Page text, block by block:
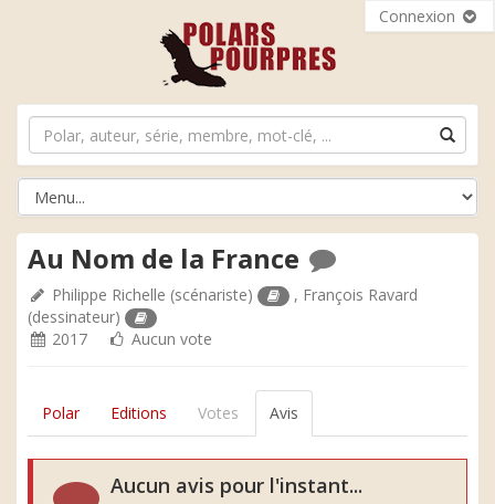
Connexion
Au Nom de la France
Philippe Richelle (scénariste) , François Ravard
(dessinateur)
2017
Aucun vote
Polar Editions Votes Avis
Aucun avis pour l'instant...